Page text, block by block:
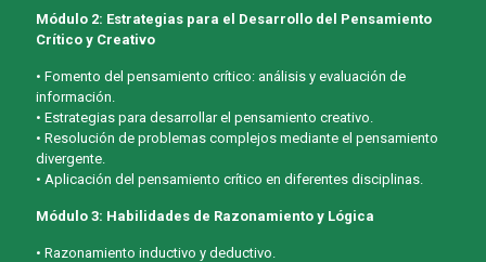
Módulo 2: Estrategias para el Desarrollo del Pensamiento
Crítico y Creativo
• Fomento del pensamiento crítico: análisis y evaluación de
información.
• Estrategias para desarrollar el pensamiento creativo.
• Resolución de problemas complejos mediante el pensamiento
divergente.
• Aplicación del pensamiento crítico en diferentes disciplinas.
Módulo 3: Habilidades de Razonamiento y Lógica
• Razonamiento inductivo y deductivo.